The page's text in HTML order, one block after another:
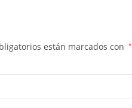
están marcados con *